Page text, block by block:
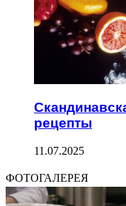
рецепты
11.07.2025
ФОТОГАЛЕРЕЯ